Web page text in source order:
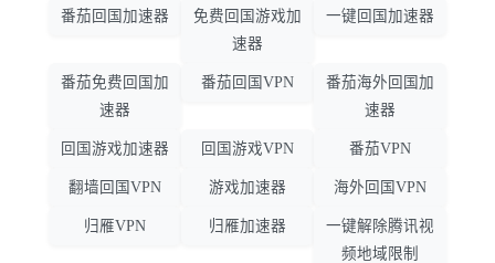
番茄回国加速器
免费回国游戏加
速器
一键回国加速器
番茄免费回国加
速器
番茄回国VPN
番茄海外回国加
速器
回国游戏加速器 回国游戏VPN 番茄VPN
翻墙回国VPN 游戏加速器 海外回国VPN
归雁VPN 归雁加速器
一键解除腾讯视
频地域限制